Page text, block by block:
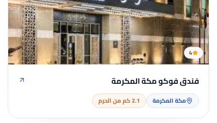
4
فندق فوكو مكة المكرمة
مكة المكرمة 2.1 كم من الحرم